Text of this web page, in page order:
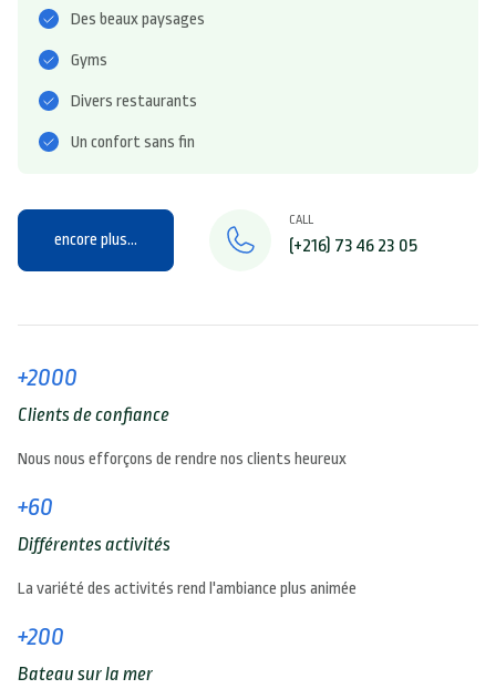
Des beaux paysages
Gyms
Divers restaurants
Un confort sans fin
encore plus...
CALL
(+216) 73 46 23 05
+2000
Clients de confiance
Nous nous efforçons de rendre nos clients heureux
+60
Différentes activités
La variété des activités rend l'ambiance plus animée
+200
Bateau sur la mer